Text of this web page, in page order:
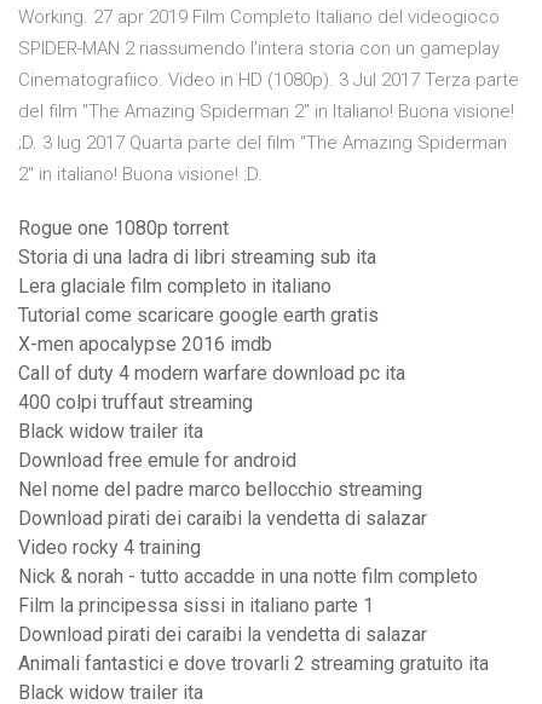
Working. 27 apr 2019 Film Completo Italiano del videogioco
SPIDER-MAN 2 riassumendo l'intera storia con un gameplay
Cinematografiico. Video in HD (1080p). 3 Jul 2017 Terza parte
del film "The Amazing Spiderman 2" in Italiano! Buona visione!
;D. 3 lug 2017 Quarta parte del film "The Amazing Spiderman
2" in italiano! Buona visione! :D.
Rogue one 1080p torrent
Storia di una ladra di libri streaming sub ita
Lera glaciale film completo in italiano
Tutorial come scaricare google earth gratis
X-men apocalypse 2016 imdb
Call of duty 4 modern warfare download pc ita
400 colpi truffaut streaming
Black widow trailer ita
Download free emule for android
Nel nome del padre marco bellocchio streaming
Download pirati dei caraibi la vendetta di salazar
Video rocky 4 training
Nick & norah - tutto accadde in una notte film completo
Film la principessa sissi in italiano parte 1
Download pirati dei caraibi la vendetta di salazar
Animali fantastici e dove trovarli 2 streaming gratuito ita
Black widow trailer ita